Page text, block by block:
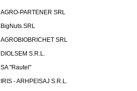
AGRO-PARTENER SRL
BigNuts SRL
AGROBIOBRICHET SRL
DIOLSEM S.R.L.
SA "Rautel"
IRIS - ARHPEISAJ S.R.L.